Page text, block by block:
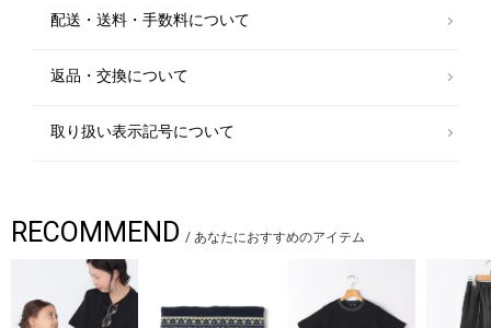
メーカー品番：LA0618
【注意事項】
配送・送料・手数料について
返品・交換について
取り扱い表示記号について
RECOMMEND / あなたにおすすめのアイテム